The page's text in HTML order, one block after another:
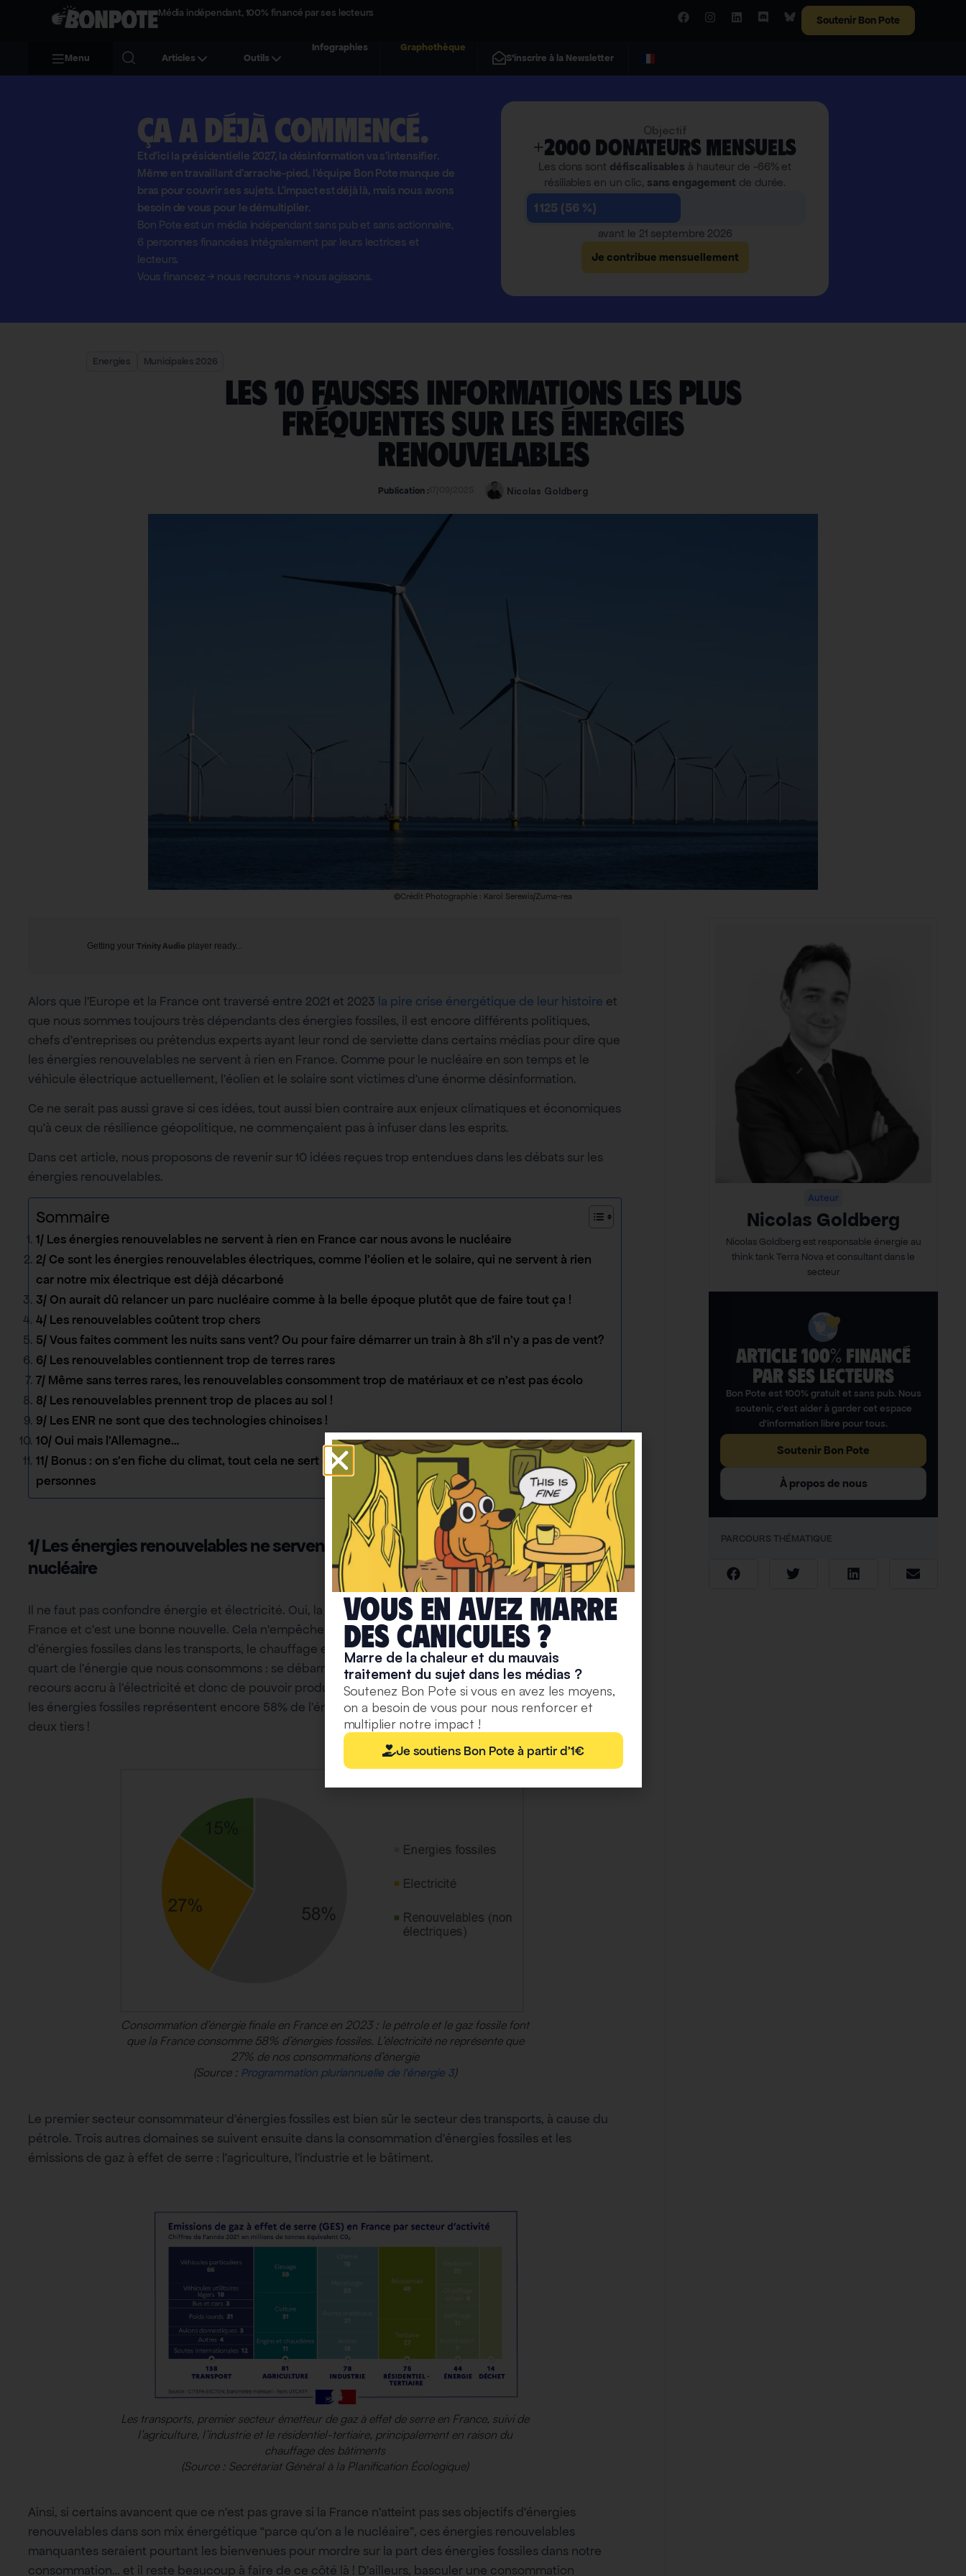
Média indépendant, 100% financé par ses lecteurs
Soutenir Bon Pote
Menu Articles Outils
Infographies
Graphothèque
S'inscrire à la Newsletter
Ça a déjà commencé.
Et d'ici la présidentielle 2027, la désinformation va s'intensifier.
Même en travaillant d'arrache-pied, l'équipe Bon Pote manque de
bras pour couvrir ses sujets. L'impact est déjà là, mais nous avons
besoin de vous pour le démultiplier.
Bon Pote est un média indépendant sans pub et sans actionnaire,
6 personnes financées intégralement par leurs lectrices et
lecteurs.
Vous financez→nous recrutons →nous agissons.
+2000 donateurs mensuels
Les dons sont défiscalisables à hauteur de -66% et
résiliables en un clic, sans engagement de durée.
1 125 (56 %)
avant le 21 septembre 2026
Je contribue mensuellement
Energies Municipales 2026
Les 10 fausses informations les plus
fréquentes sur les énergies
renouvelables
Publication : Nicolas Goldberg
©Crédit Photographie : Karol Serewis/Zuma-rea
Getting your Trinity Audio player ready...
Alors que l’Europe et la France ont traversé entre 2021 et 2023 la pire crise énergétique de leur histoire et
que nous sommes toujours très dépendants des énergies fossiles, il est encore différents politiques,
chefs d’entreprises ou prétendus experts ayant leur rond de serviette dans certains médias pour dire que
les énergies renouvelables ne servent à rien en France. Comme pour le nucléaire en son temps et le
véhicule électrique actuellement, l’éolien et le solaire sont victimes d’une énorme désinformation.
Ce ne serait pas aussi grave si ces idées, tout aussi bien contraire aux enjeux climatiques et économiques
qu’à ceux de résilience géopolitique, ne commençaient pas à infuser dans les esprits.
Dans cet article, nous proposons de revenir sur 10 idées reçues trop entendues dans les débats sur les
énergies renouvelables.
Sommaire
1/ Les énergies renouvelables ne servent à rien en France car nous avons le nucléaire
2/ Ce sont les énergies renouvelables électriques, comme l’éolien et le solaire, qui ne servent à rien
car notre mix électrique est déjà décarboné
3/ On aurait dû relancer un parc nucléaire comme à la belle époque plutôt que de faire tout ça !
4/ Les renouvelables coûtent trop chers
5/ Vous faites comment les nuits sans vent? Ou pour faire démarrer un train à 8h s’il n’y a pas de vent?
6/ Les renouvelables contiennent trop de terres rares
7/ Même sans terres rares, les renouvelables consomment trop de matériaux et ce n’est pas écolo
8/ Les renouvelables prennent trop de places au sol !
9/ Les ENR ne sont que des technologies chinoises !
10/ Oui mais l’Allemagne…
11/ Bonus : on s’en fiche du climat, tout cela ne sert qu’à faire gagner de l’argent à certaines
personnes
1/ Les énergies renouvelables ne servent à rien en France car nous avons le
nucléaire
Il ne faut pas confondre énergie et électricité. Oui, la production électrique est déjà décarbonée en
France et c’est une bonne nouvelle. Cela n’empêche pas que la France consomme toujours énormément
d’énergies fossiles dans les transports, le chauffage et l’industrie. En France, l’électricité n’est ainsi qu’un
quart de l’énergie que nous consommons : se débarrasser des énergies fossiles nécessite d’avoir un
recours accru à l’électricité et donc de pouvoir produire plus. Comme le montre le graphique ci-dessous,
les énergies fossiles représentent encore 58% de l’énergie que nous consommons, soit quasiment les
deux tiers !
Consommation d’énergie finale en France en 2023 : le pétrole et le gaz fossile font
que la France consomme 58% d’énergies fossiles. L’électricité ne représente que
27% de nos consommations d’énergie
(Source : Programmation pluriannuelle de l’énergie 3)
Le premier secteur consommateur d’énergies fossiles est bien sûr le secteur des transports, à cause du
pétrole. Trois autres domaines se suivent ensuite dans la consommation d’énergies fossiles et les
émissions de gaz à effet de serre : l’agriculture, l’industrie et le bâtiment.
Les transports, premier secteur émetteur de gaz à effet de serre en France, suivi de
l’agriculture, l’industrie et le résidentiel-tertiaire, principalement en raison du
chauffage des bâtiments
(Source : Secrétariat Général à la Planification Écologique)
Ainsi, si certains avancent que ce n’est pas grave si la France n’atteint pas ses objectifs d’énergies
renouvelables dans son mix énergétique “parce qu’on a le nucléaire”, ces énergies renouvelables
manquantes seraient pourtant les bienvenues pour mordre sur la part des énergies fossiles dans notre
consommation… et il reste beaucoup à faire de ce côté là ! D’ailleurs, basculer une consommation
Auteur
Nicolas Goldberg
Nicolas Goldberg est responsable énergie au
think tank Terra Nova et consultant dans le
secteur
ARTICLE 100% FINANCÉ
PAR SES LECTEURS​
Bon Pote est 100% gratuit et sans pub. Nous
soutenir, c’est aider à garder cet espace
d’information libre pour tous.
Soutenir Bon Pote
À propos de nous
PARCOURS THÉMATIQUE
Vous en avez marre
deS caniculeS ?
Marre de la chaleur et du mauvais
traitement du sujet dans les médias ?
Soutenez Bon Pote si vous en avez les moyens,
on a besoin de vous pour nous renforcer et
multiplier notre impact !
Je soutiens Bon Pote à partir d'1€